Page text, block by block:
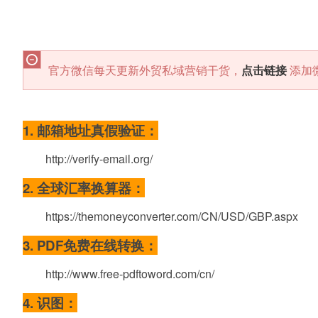
官方微信每天更新外贸私域营销干货， 点击链接添加
1. 邮箱地址真假验证：
http://verify-email.org/
2. 全球汇率换算器：
https://themoneyconverter.com/CN/USD/GBP.aspx
3. PDF免费在线转换：
http://www.free-pdftoword.com/cn/
4. 识图：